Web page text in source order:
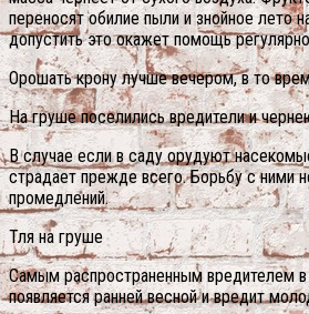
переносят обилие пыли и знойное лето
допустить это окажет помощь
Орошать крону лучше вечером, в то
На груше поселились вредители и
В случае если в саду орудуют
страдает прежде всего. Борьбу с ними
промедлений.
Тля на груше
Самым распространенным вредителем в
появляется ранней весной и вредит